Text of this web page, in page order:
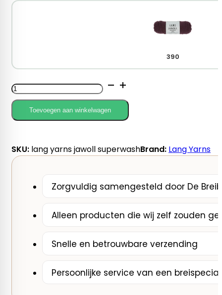
390
Lang
Yarns
Jawoll
Superwash
Toevoegen aan winkelwagen
SKU: lang yarns jawoll superwashBrand: Lang Yarns
Zorgvuldig samengesteld door De
Alleen producten die wij zelf zouden
Snelle en betrouwbare verzending
Persoonlijke service van een